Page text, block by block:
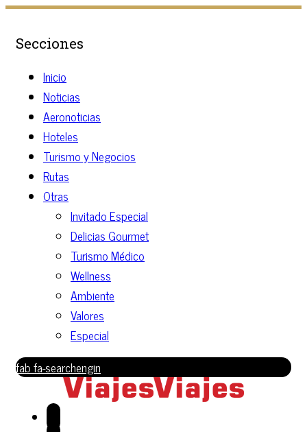
Secciones
Inicio
Noticias
Aeronoticias
Hoteles
Turismo y Negocios
Rutas
Otras
Invitado Especial
Delicias Gourmet
Turismo Médico
Wellness
Ambiente
Valores
Especial
fab fa-searchengin